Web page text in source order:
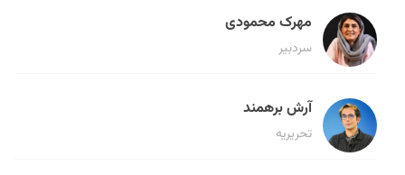
مهرک محمودی
سردبیر
آرش برهمند
تحریریه